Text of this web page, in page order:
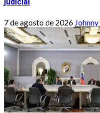
judicial
7 de agosto de 2026